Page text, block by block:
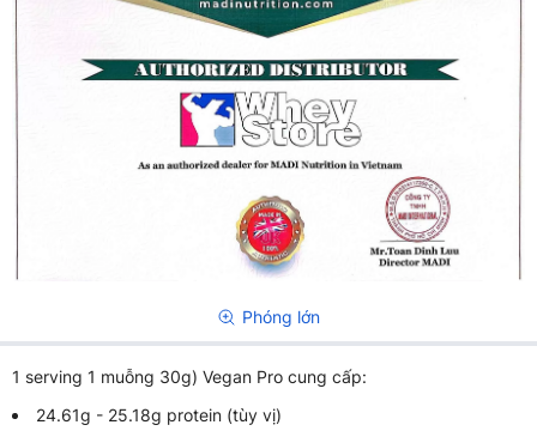
Phóng lớn
1 serving 1 muỗng 30g) Vegan Pro cung cấp:
24.61g - 25.18g protein (tùy vị)